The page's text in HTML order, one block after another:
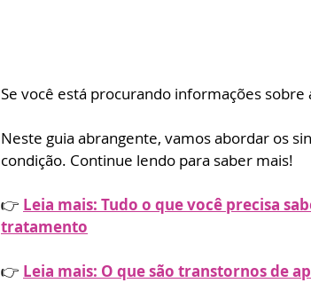
Se você está procurando informações sobre
Neste guia abrangente, vamos abordar os
condição. Continue lendo para saber mais!
👉 Leia mais: Tudo o que você precisa
tratamento
👉 Leia mais: O que são transtornos de